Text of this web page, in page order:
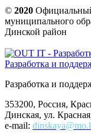
© 2020
муниципального
Динской район
Разработка и
Разработка и
353200, Россия,
Динская, ул.
e-mail: